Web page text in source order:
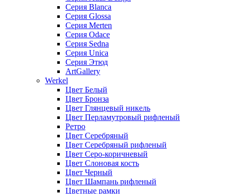
Серия Blanca
Серия Glossa
Серия Merten
Серия Odace
Серия Sedna
Серия Unica
Серия Этюд
ArtGallery
Werkel
Цвет Белый
Цвет Бронза
Цвет Глянцевый никель
Цвет Перламутровый рифленый
Ретро
Цвет Серебряный
Цвет Серебряный рифленый
Цвет Серо-коричневый
Цвет Слоновая кость
Цвет Черный
Цвет Шампань рифленый
Цветные рамки